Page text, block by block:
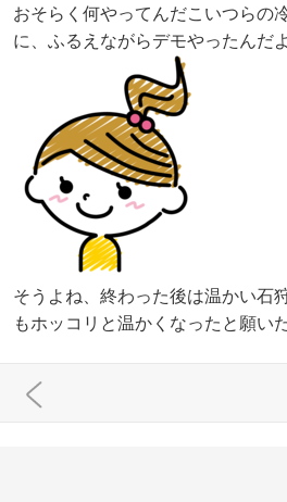
おそらく何やってんだこいつらの
に、ふるえながらデモやったんだよ
そうよね、終わった後は温かい石
もホッコリと温かくなったと願い